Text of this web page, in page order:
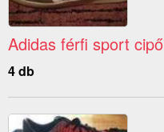
Adidas férfi sport cipő
4 db